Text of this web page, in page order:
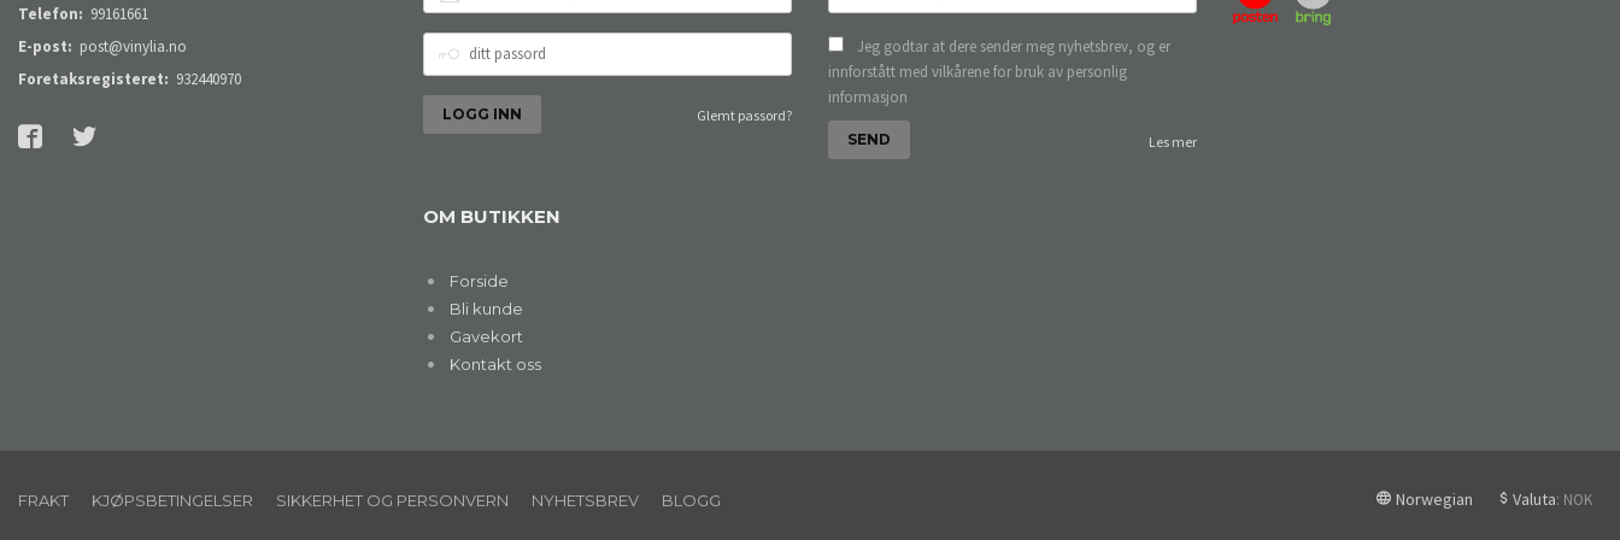
Telefon: 99161661
E-post: post@vinylia.no
Foretaksregisteret: 932440970
PASSORD
Glemt passord?
OM BUTIKKEN
Forside
Bli kunde
Gavekort
Kontakt oss
Jeg godtar at dere sender meg nyhetsbrev, og er
innforstått med vilkårene for bruk av personlig
informasjon
Les mer
Norwegian Valuta: NOK
FRAKT KJØPSBETINGELSER SIKKERHET OG PERSONVERN NYHETSBREV BLOGG